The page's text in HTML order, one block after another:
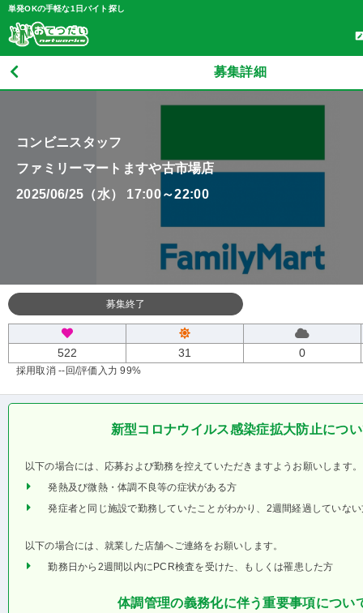
単発OKの手軽な1日バイト探し
募集詳細
コンビニスタッフ
ファミリーマートますや古市場店
2025/06/25（水） 17:00～22:00
募集終了
522 31 0
採用取消 --回/評価入力 99%
新型コロナウイルス感染症拡大防止につ
以下の場合には、応募および勤務を控えていただきますようお願いします。
発熱及び微熱・体調不良等の症状がある方
発症者と同じ施設で勤務していたことがわかり、2週間経過していな
以下の場合には、就業した店舗へご連絡をお願いします。
勤務日から2週間以内にPCR検査を受けた、もしくは罹患した方
体調管理の義務化に伴う重要事項につい